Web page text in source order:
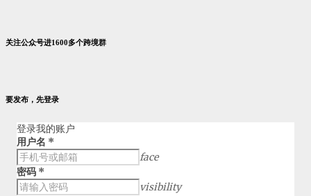
关注公众号进1600多个跨境群
要发布，先登录
登录我的账户
用户名 *
face
密码 *
visibility